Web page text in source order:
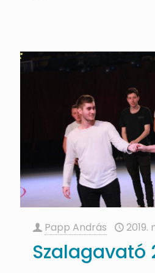
Papp András 2019.
Szalagavató